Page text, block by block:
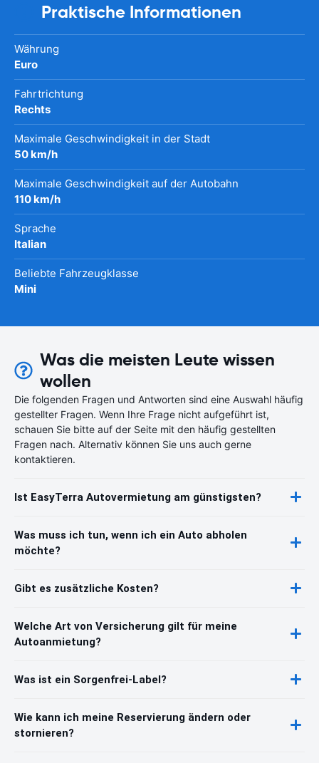
Praktische Informationen
Währung
Euro
Fahrtrichtung
Rechts
Maximale Geschwindigkeit in der Stadt
50 km/h
Maximale Geschwindigkeit auf der Autobahn
110 km/h
Sprache
Italian
Beliebte Fahrzeugklasse
Mini
Was die meisten Leute wissen
wollen
Die folgenden Fragen und Antworten sind eine Auswahl häufig
gestellter Fragen. Wenn Ihre Frage nicht aufgeführt ist,
schauen Sie bitte auf der Seite mit den häufig gestellten
Fragen nach. Alternativ können Sie uns auch gerne
kontaktieren.
Ist EasyTerra Autovermietung am günstigsten?
Was muss ich tun, wenn ich ein Auto abholen
möchte?
Gibt es zusätzliche Kosten?
Welche Art von Versicherung gilt für meine
Autoanmietung?
Was ist ein Sorgenfrei-Label?
Wie kann ich meine Reservierung ändern oder
stornieren?